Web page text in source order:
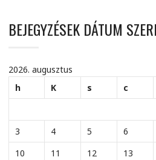
BEJEGYZÉSEK DÁTUM
2026. augusztus
h
K s c
3
4 5 6
10
11 12 13